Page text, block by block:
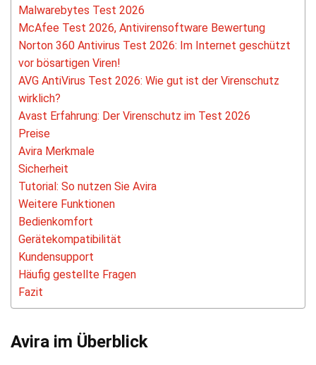
Malwarebytes Test 2026
McAfee Test 2026, Antivirensoftware Bewertung
Norton 360 Antivirus Test 2026: Im Internet geschützt
vor bösartigen Viren!
AVG AntiVirus Test 2026: Wie gut ist der Virenschutz
wirklich?
Avast Erfahrung: Der Virenschutz im Test 2026
Preise
Avira Merkmale
Sicherheit
Tutorial: So nutzen Sie Avira
Weitere Funktionen
Bedienkomfort
Gerätekompatibilität
Kundensupport
Häufig gestellte Fragen
Fazit
Avira im Überblick